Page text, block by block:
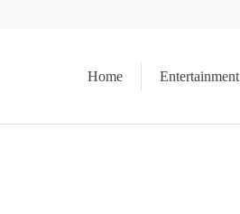
Home Entertainment